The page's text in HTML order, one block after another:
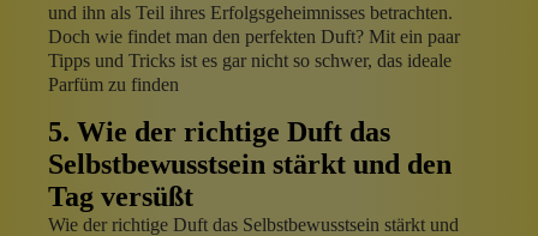
und ihn als Teil ihres Erfolgsgeheimnisses betrachten.
Doch wie findet man den perfekten Duft? Mit ein paar
Tipps und Tricks ist es gar nicht so schwer, das ideale
Parfüm zu finden
5. Wie der richtige Duft das
Selbstbewusstsein stärkt und den
Tag versüßt
Wie der richtige Duft das Selbstbewusstsein stärkt und